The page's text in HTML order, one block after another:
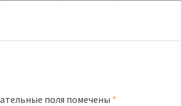
поля помечены *